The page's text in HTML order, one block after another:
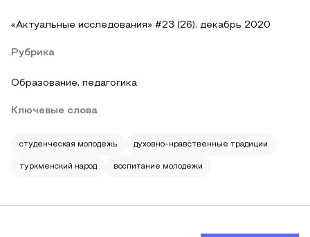
«Актуальные исследования» #23 (26), декабрь 2020
Рубрика
Образование, педагогика
Ключевые слова
студенческая молодежь духовно-нравственные традиции
туркменский народ воспитание молодежи